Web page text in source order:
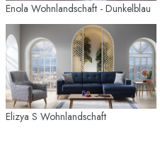
Enola Wohnlandschaft - Dunkelblau
Elizya S Wohnlandschaft